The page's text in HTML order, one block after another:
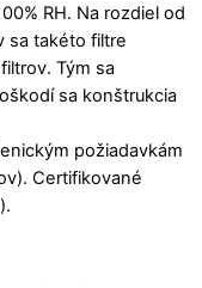
RH. Na rozdiel od
sa takéto filtre
Tým sa
sa konštrukcia
požiadavkám
Certifikované